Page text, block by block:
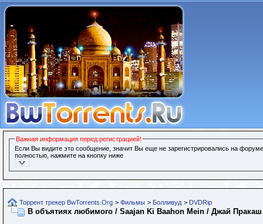
Важная информация перед регистрацией!
Если Вы видите это сообщение, значит Вы еще не зарегистрировались на
полностью, нажмите на кнопку ниже
Торрент трекер BwTorrents.Org > Фильмы > Болливуд > DVDRip
В объятиях любимого / Saajan Ki Baahon Mein / Джай Пракаш